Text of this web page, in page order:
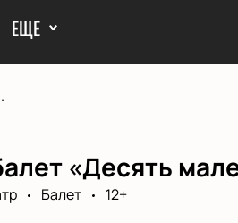
ЕЩЕ
«Десять
Балет
12+